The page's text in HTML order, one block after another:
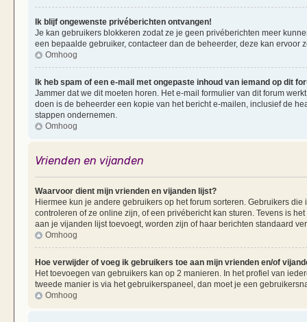
Ik blijf ongewenste privéberichten ontvangen!
Je kan gebruikers blokkeren zodat ze je geen privéberichten meer
een bepaalde gebruiker, contacteer dan de beheerder, deze kan ervoor
Omhoog
Ik heb spam of een e-mail met ongepaste inhoud van iemand op dit
Jammer dat we dit moeten horen. Het e-mail formulier van dit forum
doen is de beheerder een kopie van het bericht e-mailen, inclusief de
stappen ondernemen.
Omhoog
Vrienden en vijanden
Waarvoor dient mijn vrienden en vijanden lijst?
Hiermee kun je andere gebruikers op het forum sorteren. Gebruikers
controleren of ze online zijn, of een privébericht kan sturen. Tevens is
aan je vijanden lijst toevoegt, worden zijn of haar berichten standaard
Omhoog
Hoe verwijder of voeg ik gebruikers toe aan mijn vrienden en/of
Het toevoegen van gebruikers kan op 2 manieren. In het profiel van
tweede manier is via het gebruikerspaneel, dan moet je een
Omhoog